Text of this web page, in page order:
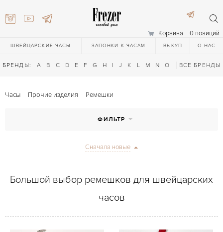
Корзина 0 позиций
ШВЕЙЦАРСКИЕ ЧАСЫ ЗАПОНКИ К ЧАСАМ ВЫКУП О НАС
БРЕНДЫ: A B C D E F G H I J K L M N O Q R S T
ВСЕ БРЕНДЫ
Часы Прочие изделия Ремешки
ФИЛЬТР
Большой выбор ремешков для швейцарских
часов
Сначала новые